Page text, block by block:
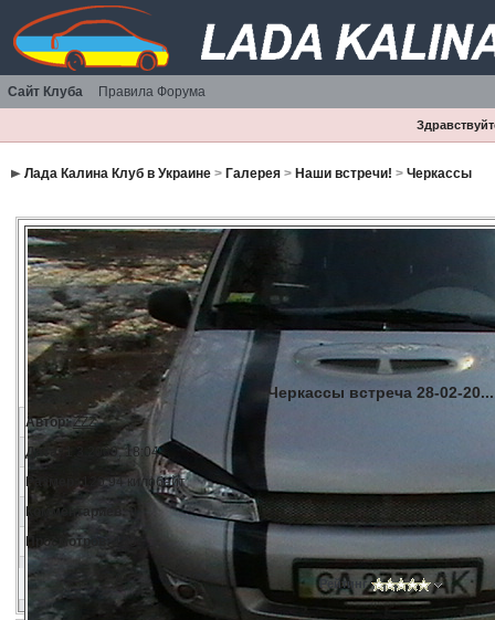
Сайт Клуба Правила Форума
Лада Калина Клуб в Украине> Галерея> Наши встречи! > Черкассы
Черкассы встреча 28-02-20...
Автор: ZZZ
Дата:
1.3.2009, 18:04
120.94 килобайт
Комментариев:
0
Просмотров:
Рейтинг